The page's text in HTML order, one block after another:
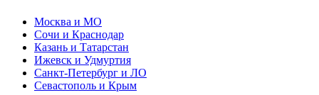
Москва и МО
Сочи и Краснодар
Казань и Татарстан
Ижевск и Удмуртия
Санкт-Петербург и ЛО
Севастополь и Крым